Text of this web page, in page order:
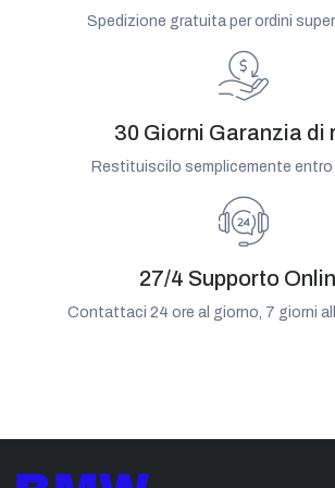
Spedizione gratuita per ordini
30 Giorni Garanzia di
Restituiscilo semplicemente entro
27/4 Supporto
Contattaci 24 ore al giorno, 7 giorni